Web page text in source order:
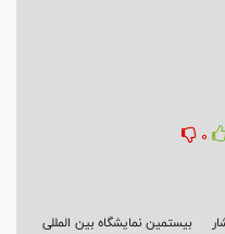
0
بیستمین نمایشگاه بین المللی